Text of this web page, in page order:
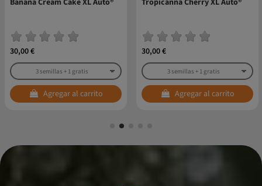
Banana Cream Cake XL Auto®
30,00 €
Agregar al carrito
Tropicanna Cherry XL Auto®
30,00 €
Agregar al carrito